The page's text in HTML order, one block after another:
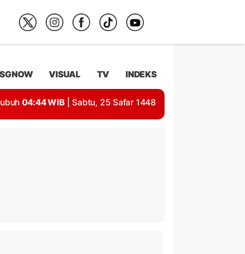
VISUAL TV INDEKS
04:44 WIB | Sabtu, 25 Safar 1448